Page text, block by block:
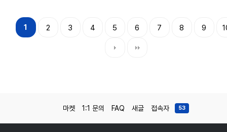
1 2 3 4 5 6 7 8 9
마켓 1:1 문의 FAQ 새글 접속자 53